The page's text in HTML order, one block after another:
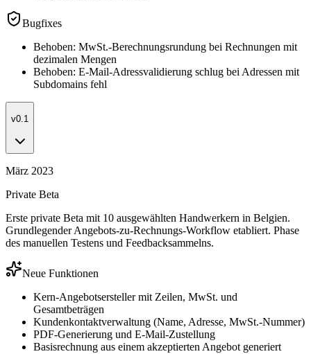
Bugfixes
Behoben: MwSt.-Berechnungsrundung bei Rechnungen mit
dezimalen Mengen
Behoben: E-Mail-Adressvalidierung schlug bei Adressen mit
Subdomains fehl
v0.1
März 2023
Private Beta
Erste private Beta mit 10 ausgewählten Handwerkern in Belgien.
Grundlegender Angebots-zu-Rechnungs-Workflow etabliert. Phase
des manuellen Testens und Feedbacksammelns.
Neue Funktionen
Kern-Angebotsersteller mit Zeilen, MwSt. und
Gesamtbeträgen
Kundenkontaktverwaltung (Name, Adresse, MwSt.-Nummer)
PDF-Generierung und E-Mail-Zustellung
Basisrechnung aus einem akzeptierten Angebot generiert